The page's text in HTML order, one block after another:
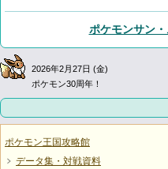
ポケモンサン
2026年2月27日 (金)
ポケモン30周年！
ポケモン王国攻略館
データ集・対戦資料